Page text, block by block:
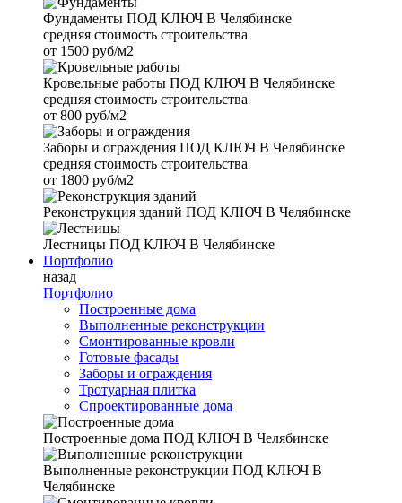
Фундаменты ПОД КЛЮЧ В Челябинске
средняя стоимость строительства
от 1500 руб/м2
Кровельные работы ПОД КЛЮЧ В Челябинске
средняя стоимость строительства
от 800 руб/м2
Заборы и ограждения ПОД КЛЮЧ В Челябинске
средняя стоимость строительства
от 1800 руб/м2
Реконструкция зданий ПОД КЛЮЧ В Челябинске
Лестницы ПОД КЛЮЧ В Челябинске
Портфолио
назад
Портфолио
Построенные дома
Выполненные реконструкции
Смонтированные кровли
Готовые фасады
Заборы и ограждения
Тротуарная плитка
Спроектированные дома
Построенные дома ПОД КЛЮЧ В Челябинске
Выполненные реконструкции ПОД КЛЮЧ В
Челябинске